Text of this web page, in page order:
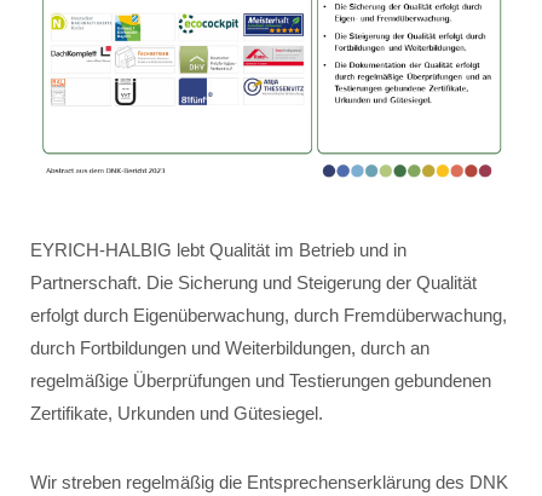
EYRICH-HALBIG lebt Qualität im Betrieb und in
Partnerschaft. Die Sicherung und Steigerung der Qualität
erfolgt durch Eigenüberwachung, durch Fremdüberwachung,
durch Fortbildungen und Weiterbildungen, durch an
regelmäßige Überprüfungen und Testierungen gebundenen
Zertifikate, Urkunden und Gütesiegel.
Wir streben regelmäßig die Entsprechenserklärung des DNK